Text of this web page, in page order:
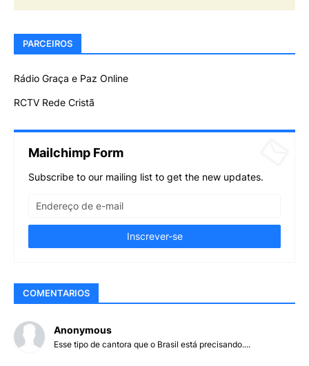
PARCEIROS
Rádio Graça e Paz Online
RCTV Rede Cristã
Mailchimp Form
Subscribe to our mailing list to get the new updates.
COMENTARIOS
Anonymous
Esse tipo de cantora que o Brasil está precisando....